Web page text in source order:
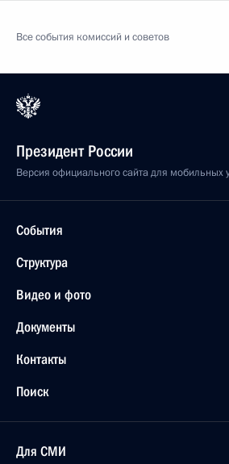
Все события комиссий и советов
Президент России
Версия официального сайта для мобильных
События
Структура
Видео и фото
Документы
Контакты
Поиск
Для СМИ